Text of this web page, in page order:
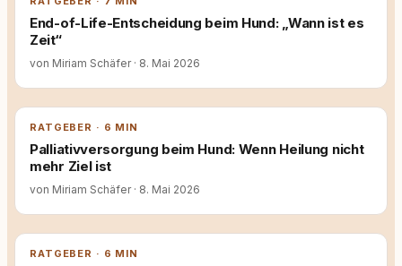
End-of-Life-Entscheidung beim Hund: „Wann ist es
Zeit“
von Miriam Schäfer · 8. Mai 2026
RATGEBER · 6 MIN
Palliativversorgung beim Hund: Wenn Heilung nicht
mehr Ziel ist
von Miriam Schäfer · 8. Mai 2026
RATGEBER · 6 MIN